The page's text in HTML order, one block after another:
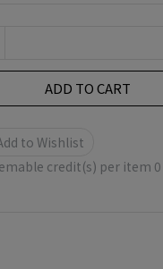
ADD TO CART
to Wishlist
credit(s) per item 0